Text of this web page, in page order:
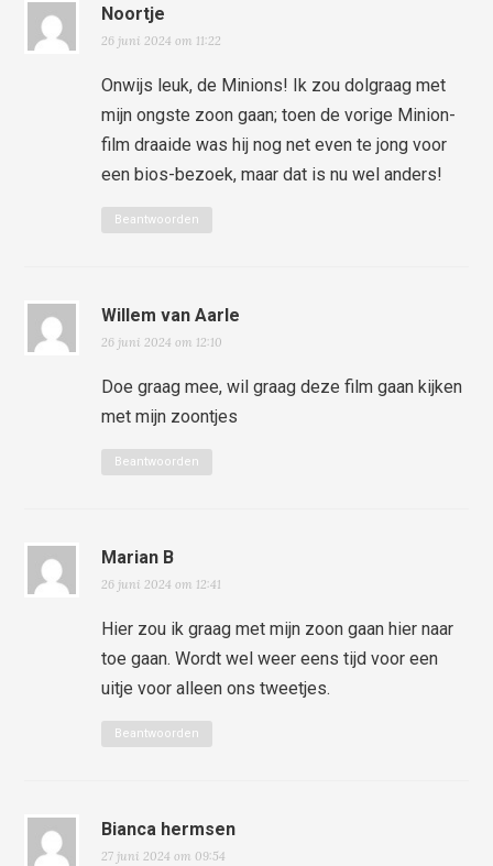
Noortje
26 juni 2024 om 11:22
Onwijs leuk, de Minions! Ik zou dolgraag met
mijn ongste zoon gaan; toen de vorige Minion-
film draaide was hij nog net even te jong voor
een bios-bezoek, maar dat is nu wel anders!
Beantwoorden
Willem van Aarle
26 juni 2024 om 12:10
Doe graag mee, wil graag deze film gaan kijken
met mijn zoontjes
Beantwoorden
Marian B
26 juni 2024 om 12:41
Hier zou ik graag met mijn zoon gaan hier naar
toe gaan. Wordt wel weer eens tijd voor een
uitje voor alleen ons tweetjes.
Beantwoorden
Bianca hermsen
27 juni 2024 om 09:54